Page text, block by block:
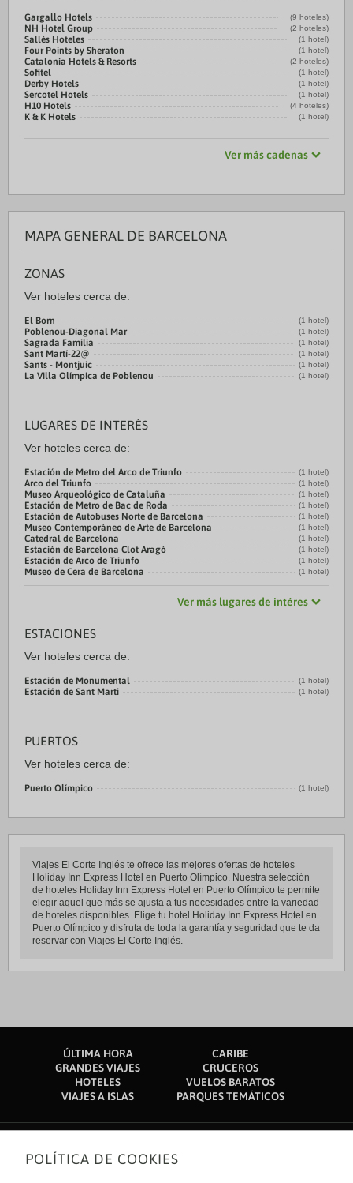
Gargallo Hotels (9 hoteles)
NH Hotel Group (2 hoteles)
Sallés Hoteles (1 hotel)
Four Points by Sheraton (1 hotel)
Catalonia Hotels & Resorts (2 hoteles)
Sofitel (1 hotel)
Derby Hotels (1 hotel)
Sercotel Hotels (1 hotel)
H10 Hotels (4 hoteles)
K & K Hotels (1 hotel)
Ver más cadenas
MAPA GENERAL DE BARCELONA
ZONAS
Ver hoteles cerca de:
El Born (1 hotel)
Poblenou-Diagonal Mar (1 hotel)
Sagrada Familia (1 hotel)
Sant Martí-22@ (1 hotel)
Sants - Montjuic (1 hotel)
La Villa Olímpica de Poblenou (1 hotel)
LUGARES DE INTERÉS
Ver hoteles cerca de:
Estación de Metro del Arco de Triunfo (1 hotel)
Arco del Triunfo (1 hotel)
Museo Arqueológico de Cataluña (1 hotel)
Estación de Metro de Bac de Roda (1 hotel)
Estación de Autobuses Norte de Barcelona (1 hotel)
Museo Contemporáneo de Arte de Barcelona (1 hotel)
Catedral de Barcelona (1 hotel)
Estación de Barcelona Clot Aragó (1 hotel)
Estación de Arco de Triunfo (1 hotel)
Museo de Cera de Barcelona (1 hotel)
Ver más lugares de intéres
ESTACIONES
Ver hoteles cerca de:
Estación de Monumental (1 hotel)
Estación de Sant Marti (1 hotel)
PUERTOS
Ver hoteles cerca de:
Puerto Olímpico (1 hotel)
Viajes El Corte Inglés te ofrece las mejores ofertas de hoteles
Holiday Inn Express Hotel en Puerto Olímpico. Nuestra selección
de hoteles Holiday Inn Express Hotel en Puerto Olímpico te permite
elegir aquel que más se ajusta a tus necesidades entre la variedad
de hoteles disponibles. Elige tu hotel Holiday Inn Express Hotel en
Puerto Olímpico y disfruta de toda la garantía y seguridad que te da
reservar con Viajes El Corte Inglés.
ÚLTIMA HORA
CARIBE
GRANDES VIAJES
CRUCEROS
HOTELES
VUELOS BARATOS
VIAJES A ISLAS
PARQUES TEMÁTICOS
Sobre nosotros
POLÍTICA DE COOKIES